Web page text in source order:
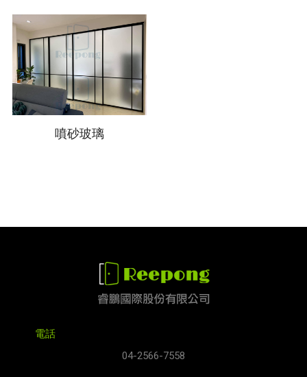
噴砂玻璃
電話
04-2566-7558